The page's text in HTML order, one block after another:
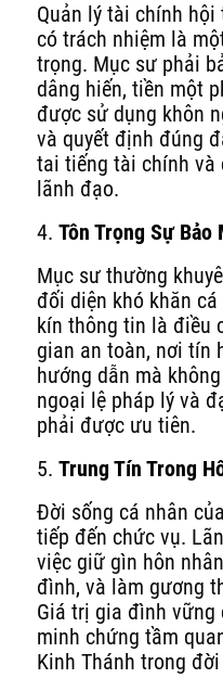
Quản lý tài chính
có trách nhiệm là
trọng. Mục sư phải
dâng hiến, tiền một
được sử dụng khôn
và quyết định đúng
tai tiếng tài chính và
lãnh đạo.
4. Tôn Trọng Sự Bảo
Mục sư thường
đối diện khó khăn
kín thông tin là điều
gian an toàn, nơi tín
hướng dẫn mà
ngoại lệ pháp lý và
phải được ưu tiên.
5. Trung Tín Trong
Đời sống cá nhân
tiếp đến chức vụ.
việc giữ gìn hôn
đình, và làm gương
Giá trị gia đình vững
minh chứng tầm
Kinh Thánh trong